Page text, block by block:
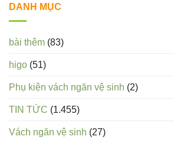
DANH MỤC
bài thêm (83)
higo (51)
Phụ kiện vách ngăn vệ sinh (2)
TIN TỨC (1.455)
Vách ngăn vệ sinh (27)